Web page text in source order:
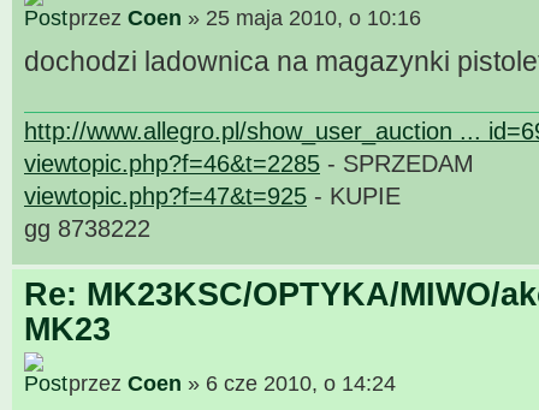
przez Coen » 25 maja 2010, o 10:16
dochodzi ladownica na magazynki
http://www.allegro.pl/show_user_auction ...
viewtopic.php?f=46&t=2285 - SPRZEDAM
viewtopic.php?f=47&t=925 - KUPIE
gg 8738222
Re: MK23KSC/OPTYKA/MIWO/
MK23
przez Coen » 6 cze 2010, o 14:24